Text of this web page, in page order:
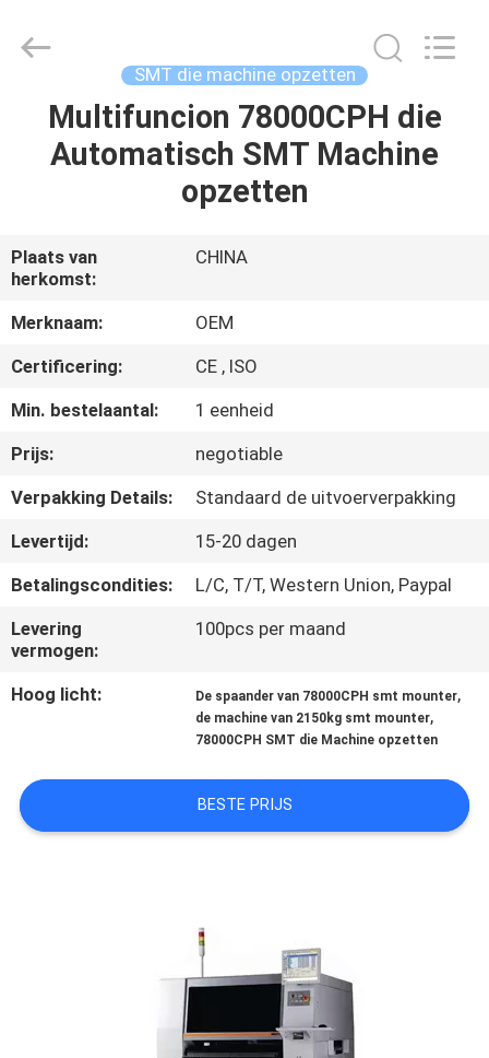
HUIS
ONGEVEER
ONS
FABRIEKSREIS
CONTACTEER
ONS
VERZOEK
OM
CITAAT
Enterprise
Management
SMT die machine opzetten
Multifuncion 78000CPH die
Automatisch SMT Machine
opzetten
Plaats van
herkomst:
CHINA
Merknaam:
OEM
Certificering:
CE , ISO
Min. bestelaantal:
1 eenheid
Prijs:
negotiable
Verpakking Details:
Standaard de uitvoerverpakking
Levertijd:
15-20 dagen
Betalingscondities:
L/C, T/T, Western Union, Paypal
Levering
vermogen:
100pcs per maand
Hoog licht: De spaander van 78000CPH smt mounter,
de machine van 2150kg smt mounter,
78000CPH SMT die Machine opzetten
BESTE PRIJS